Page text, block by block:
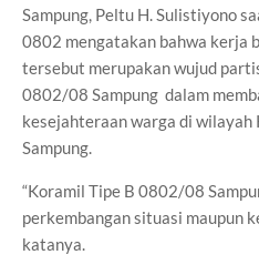
Sampung, Peltu H. Sulistiyono
0802 mengatakan bahwa kerja
tersebut merupakan wujud
0802/08 Sampung dalam
kesejahteraan warga di
Sampung.
“Koramil Tipe B 0802/08
perkembangan situasi maupun
katanya.